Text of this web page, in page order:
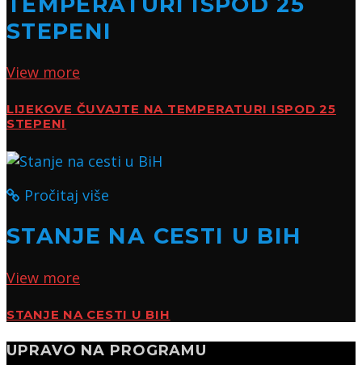
STEPENI
View more
LIJEKOVE ČUVAJTE NA TEMPERATURI ISPOD 25
STEPENI
Pročitaj više
STANJE NA CESTI U BIH
View more
STANJE NA CESTI U BIH
UPRAVO NA PROGRAMU